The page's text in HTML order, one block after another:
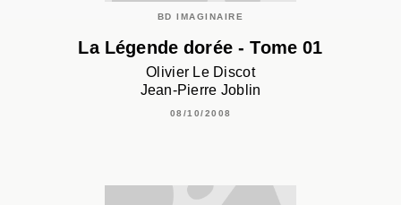
BD IMAGINAIRE
La Légende dorée - Tome 01
Olivier Le Discot
Jean-Pierre Joblin
08/10/2008